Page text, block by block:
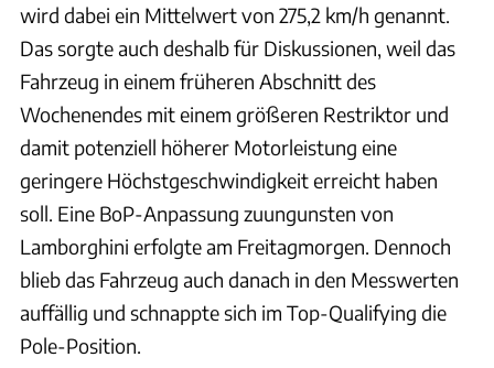
wird dabei ein Mittelwert von 275,2 km/h genannt.
Das sorgte auch deshalb für Diskussionen, weil das
Fahrzeug in einem früheren Abschnitt des
Wochenendes mit einem größeren Restriktor und
damit potenziell höherer Motorleistung eine
geringere Höchstgeschwindigkeit erreicht haben
soll. Eine BoP-Anpassung zuungunsten von
Lamborghini erfolgte am Freitagmorgen. Dennoch
blieb das Fahrzeug auch danach in den Messwerten
auffällig und schnappte sich im Top-Qualifying die
Pole-Position.